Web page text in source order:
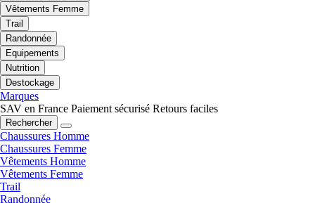
Vêtements Femme
Trail
Randonnée
Equipements
Nutrition
Destockage
Marques
SAV en France Paiement sécurisé Retours faciles
Rechercher
Chaussures Homme
Chaussures Femme
Vêtements Homme
Vêtements Femme
Trail
Randonnée